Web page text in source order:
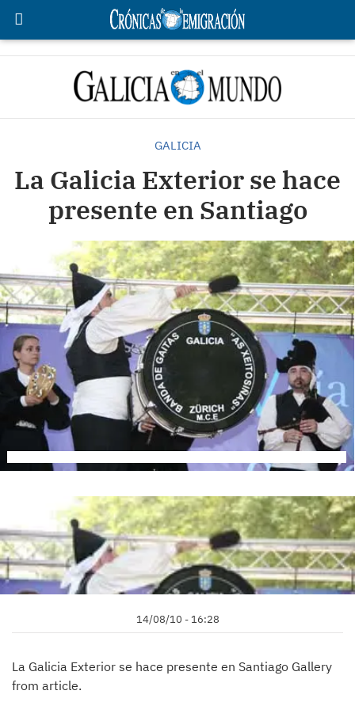
GALICIA
La Galicia Exterior se hace
presente en Santiago
14/08/10 - 16:28
La Galicia Exterior se hace presente en Santiago Gallery
from article.